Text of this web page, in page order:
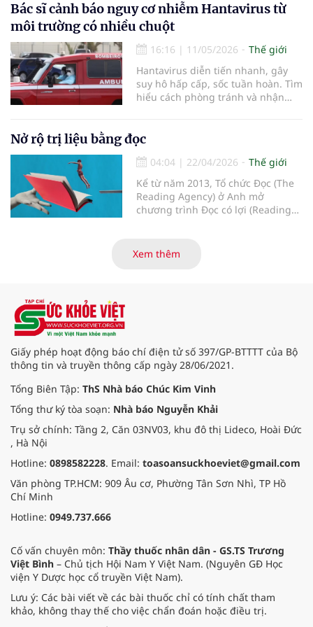
giải quyết một trong những nút
thắt lớn nhất của ngành: sự phân
mảnh hệ thống. Rockwell
Automation và Cytiva vừa công bố
nền tảng Figurate SCADA, một hệ
thống giám sát và thu thập dữ liệu
được thiết kế để tăng tốc quá trình
chuyển đổi số trong sản xuất dược
Bác sĩ cảnh báo nguy cơ nhiễm Hantavirus từ
môi trường có nhiều chuột
16:16 | 11/05/2026
Thế giới
Hantavirus diễn tiến nhanh, gây
suy hô hấp cấp, sốc tuần hoàn. Tìm
hiểu cách phòng tránh và nhận
Nở rộ trị liệu bằng đọc
04:04 | 22/04/2026
Thế giới
Kể từ năm 2013, Tổ chức Đọc (The
Reading Agency) ở Anh mở
chương trình Đọc có lợi (Reading
Xem thêm
Giấy phép hoạt động báo chí điện tử số 397/GP-BTTTT của Bộ
thông tin và truyền thông cấp ngày 28/06/2021.
Tổng Biên Tập: ThS Nhà báo Chúc Kim Vinh
Tổng thư ký tòa soạn: Nhà báo Nguyễn Khải
Trụ sở chính: Tầng 2, Căn 03NV03, khu đô thị Lideco, Hoài Đức
, Hà Nội
Hotline: 0898582228. Email: toasoansuckhoeviet@gmail.com
Văn phòng TP.HCM: 909 Âu cơ, Phường Tân Sơn Nhì, TP Hồ
Chí Minh
Hotline: 0949.737.666
Cố vấn chuyên môn: Thầy thuốc nhân dân - GS.TS Trương
Việt Bình – Chủ tịch Hội Nam Y Việt Nam. (Nguyên GĐ Học
viện Y Dược học cổ truyền Việt Nam).
Lưu ý: Các bài viết về các bài thuốc chỉ có tính chất tham
khảo, không thay thế cho việc chẩn đoán hoặc điều trị.